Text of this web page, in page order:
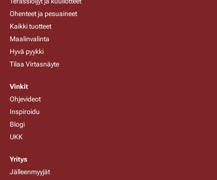
Ohenteet ja pesuaineet
Kaikki tuotteet
Maalinvalinta
Hyvä pyykki
Tilaa Virtasnäyte
Vinkit
Ohjevideot
Inspiroidu
Blogi
UKK
Yritys
Jälleenmyyjät